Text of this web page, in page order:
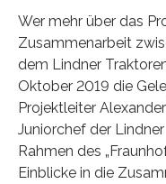
Wer mehr über das
Zusammenarbeit
dem Lindner
Oktober 2019 die
Projektleiter
Juniorchef der
Rahmen des
Einblicke in die